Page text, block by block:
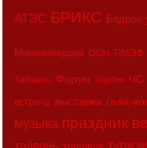
АТЭС БРИКС Бодрое
Минкоммерции ООН ПМЭФ
Тайвань Форум Харбин ЧС
встреча выставка гала-
музыка праздник